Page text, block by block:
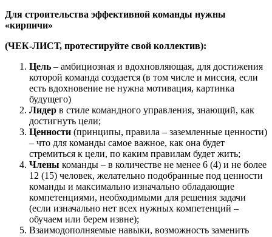
Для строительства эффективной команды нужны
«кирпичи»
(ЧЕК-ЛИСТ, протестируйте свой коллектив):
Цель – амбициозная и вдохновляющая, для достижения
которой команда создается (в том числе и миссия, если
есть вдохновение не нужна мотивация, картинка
будущего)
Лидер в стиле командного управления, знающий, как
достигнуть цели;
Ценности (принципы, правила – заземленные ценности)
– что для команды самое важное, как она будет
стремиться к цели, по каким правилам будет жить;
Члены команды – в количестве не менее 6 (4) и не более
12 (15) человек, желательно подобранные под ценности
команды и максимально изначально обладающие
компетенциями, необходимыми для решения задачи
(если изначально нет всех нужных компетенций –
обучаем или берем извне);
Взаимодополняемые навыки, возможность заменить